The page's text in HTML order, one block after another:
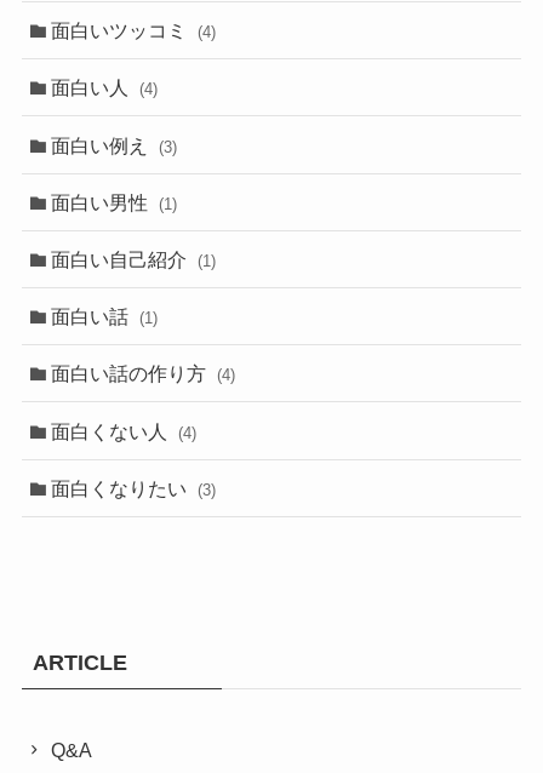
面白いツッコミ (4)
面白い人 (4)
面白い例え (3)
面白い男性 (1)
面白い自己紹介 (1)
面白い話 (1)
面白い話の作り方 (4)
面白くない人 (4)
面白くなりたい (3)
ARTICLE
Q&A